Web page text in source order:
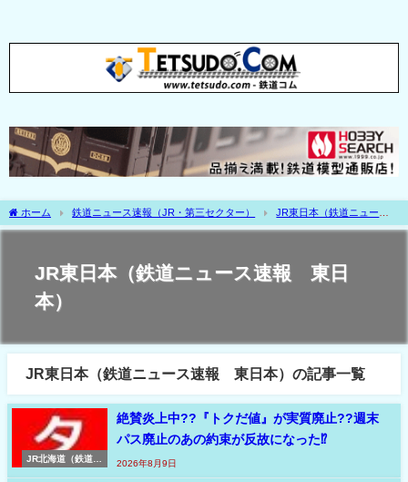
ホーム 鉄道ニュース速報（JR・第三セクター）
JR東日本（鉄道ニュース
速報 東日本）
JR東日本（鉄道ニュース速報 東日
本）
JR東日本（鉄道ニュース速報 東日本）の記事一覧
JR北海道（鉄道ニ
絶賛炎上中??『トクだ値』が実質廃止??週末
パス廃止のあの約束が反故になった⁉
2026年8月9日